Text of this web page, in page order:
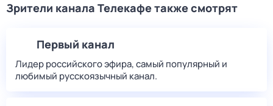
Зрители канала Телекафе также смотрят
Первый канал
Лидер российского эфира, самый популярный и
любимый русскоязычный канал.